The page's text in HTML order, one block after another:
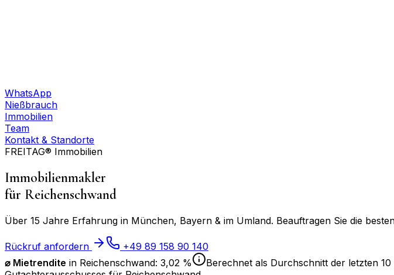
WhatsApp
Nießbrauch
Immobilien
Team
Kontakt & Standorte
FREITAG® Immobilien
Immobilienmakler
für Reichenschwand
Über 15 Jahre Erfahrung in München, Bayern & im Umland. Beauftragen Sie die
Rückruf anfordern
+49 89 158 90 140
⌀ Mietrendite in Reichenschwand: 3,02 %
Berechnet als Durchschnitt der letzten